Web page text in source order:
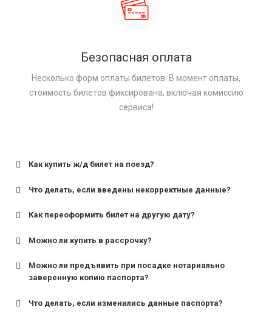
Безопасная оплата
Несколько форм оплаты билетов. В момент оплаты,
стоимость билетов фиксирована, включая комиссию
сервиса!
Как купить ж/д билет на поезд?
Что делать, если введены некорректные данные?
Как переоформить билет на другую дату?
Можно ли купить в рассрочку?
Можно ли предъявить при посадке нотариально
заверенную копию паспорта?
Что делать, если изменились данные паспорта?